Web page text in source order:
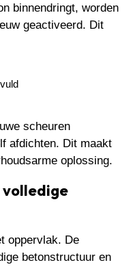
binnendringt, worden
geactiveerd. Dit
scheuren
afdichten. Dit maakt
oplossing.
volledige
oppervlak. De
betonstructuur en